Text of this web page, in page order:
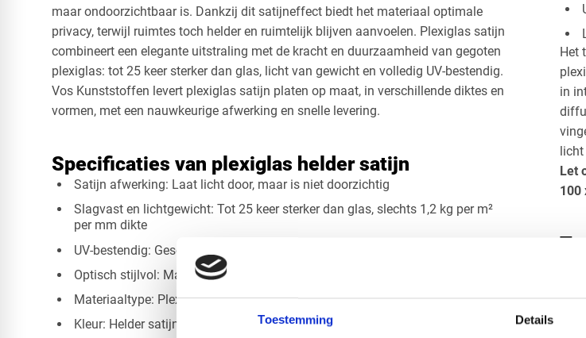
Toestemming Details
maar ondoorzichtbaar is. Dankzij dit satijneffect biedt het materiaal optimale
privacy, terwijl ruimtes toch helder en ruimtelijk blijven aanvoelen. Plexiglas satijn
combineert een elegante uitstraling met de kracht en duurzaamheid van gegoten
plexiglas: tot 25 keer sterker dan glas, licht van gewicht en volledig UV-bestendig.
Vos Kunststoffen levert plexiglas satijn platen op maat, in verschillende diktes en
vormen, met een nauwkeurige afwerking en snelle levering.
Specificaties van plexiglas helder satijn
Satijn afwerking: Laat licht door, maar is niet doorzichtig
Slagvast en lichtgewicht: Tot 25 keer sterker dan glas, slechts 1,2 kg per m²
per mm dikte
UV-bestendig: Geschikt voor langdurig gebruik binnen en buiten
Optisch stijlvol: Mat, diffuus oppervlak voor een moderne en luxe uitstraling
Materiaaltype: Plexiglas GS (gegoten PMMA)
Kleur: Helder satijn (transparant met mat effect)
Het
in
licht
Let
100